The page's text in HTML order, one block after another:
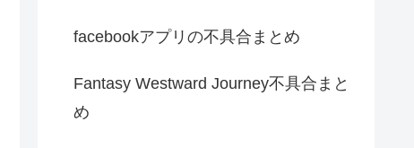
facebookアプリの不具合まとめ
Fantasy Westward Journey不具合まと
め